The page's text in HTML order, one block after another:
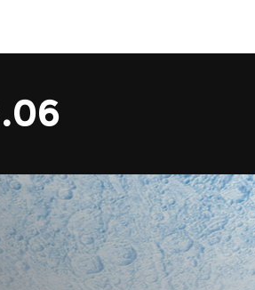
.06